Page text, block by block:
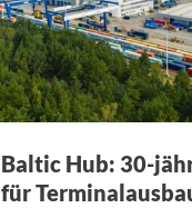
Baltic Hub: 30-
für